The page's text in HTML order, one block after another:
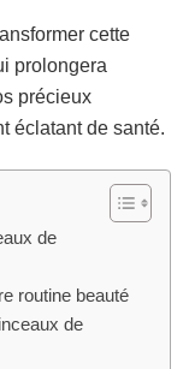
cette
prolongera
précieux
éclatant de santé.
de
routine beauté
de